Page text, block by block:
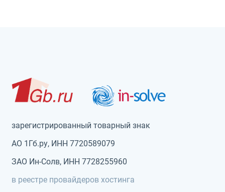
зарегистрированный товарный знак
АО 1Гб.ру, ИНН 7720589079
ЗАО Ин-Солв, ИНН 7728255960
в реестре провайдеров хостинга